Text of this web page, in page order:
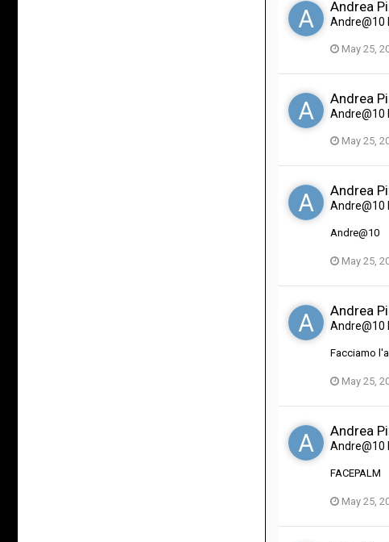
Andrea
Andre@10
May 25,
Andrea
Andre@10
May 25,
Andrea
Andre@10
Andre@10
May 25,
Andrea
Andre@10
Facciamo
May 25,
Andrea
Andre@10
FACEPALM
May 25,